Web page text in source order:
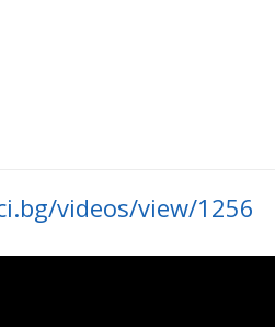
videos/view/1256